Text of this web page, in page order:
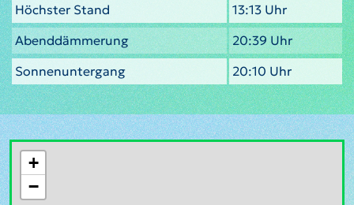
Höchster Stand
13:13 Uhr
Abenddämmerung
20:39 Uhr
Sonnenuntergang
20:10 Uhr
+
−